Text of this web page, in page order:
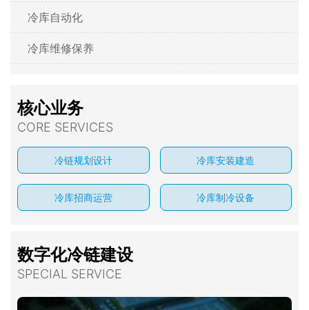
冷库自动化
冷库维修保养
核心业务
CORE SERVICES
冷链规划设计 冷库安装建造
冷库招商运营 冷库制冷设备
数字化冷链建设
SPECIAL SERVICE